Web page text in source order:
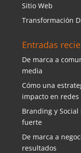
Sitio Web
Transformación
Entradas
De marca a
media
Cómo una
impacto en redes
Branding y
fuerte
De marca a
resultados